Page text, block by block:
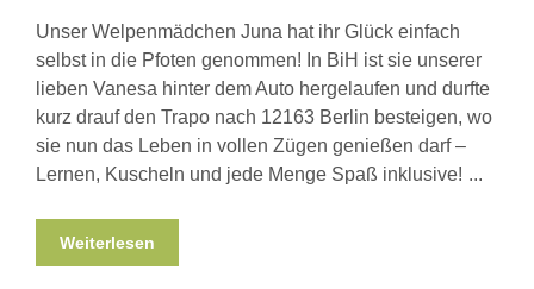
Unser Welpenmädchen Juna hat ihr Glück einfach
selbst in die Pfoten genommen! In BiH ist sie unserer
lieben Vanesa hinter dem Auto hergelaufen und durfte
kurz drauf den Trapo nach 12163 Berlin besteigen, wo
sie nun das Leben in vollen Zügen genießen darf –
Lernen, Kuscheln und jede Menge Spaß inklusive!
Weiterlesen